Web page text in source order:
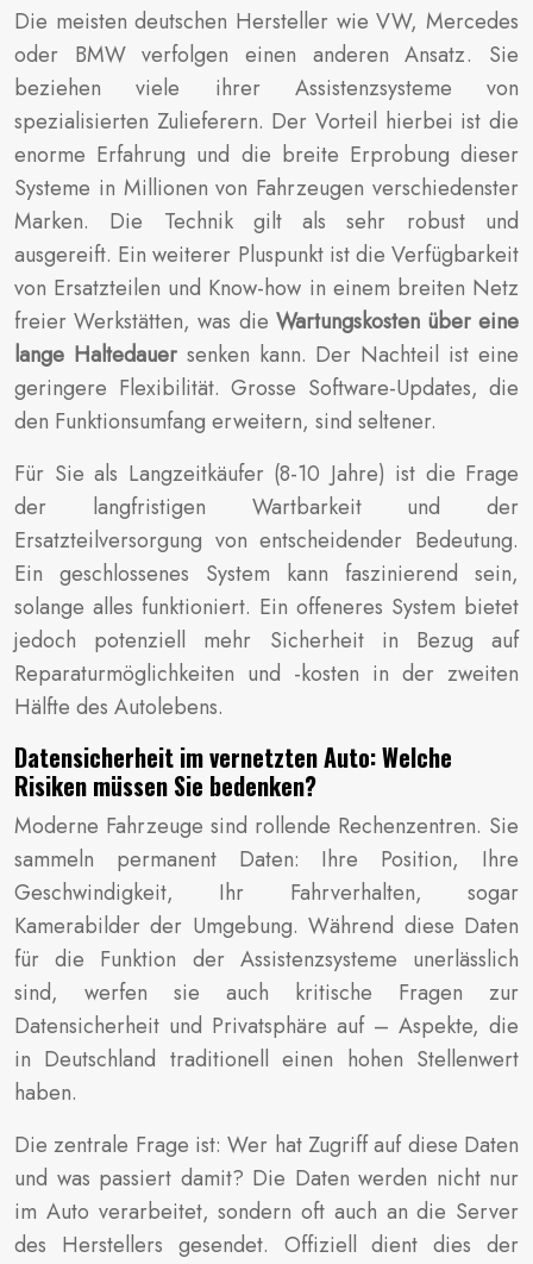
Die meisten deutschen Hersteller wie VW, Mercedes
oder BMW verfolgen einen anderen Ansatz. Sie
beziehen viele ihrer Assistenzsysteme von
spezialisierten Zulieferern. Der Vorteil hierbei ist die
enorme Erfahrung und die breite Erprobung dieser
Systeme in Millionen von Fahrzeugen verschiedenster
Marken. Die Technik gilt als sehr robust und
ausgereift. Ein weiterer Pluspunkt ist die Verfügbarkeit
von Ersatzteilen und Know-how in einem breiten Netz
freier Werkstätten, was die Wartungskosten über eine
lange Haltedauersenken kann. Der Nachteil ist eine
geringere Flexibilität. Grosse Software-Updates, die
den Funktionsumfang erweitern, sind seltener.
Für Sie als Langzeitkäufer (8-10 Jahre) ist die Frage
der langfristigen Wartbarkeit und der
Ersatzteilversorgung von entscheidender Bedeutung.
Ein geschlossenes System kann faszinierend sein,
solange alles funktioniert. Ein offeneres System bietet
jedoch potenziell mehr Sicherheit in Bezug auf
Reparaturmöglichkeiten und -kosten in der zweiten
Hälfte des Autolebens.
Datensicherheit im vernetzten Auto: Welche
Risiken müssen Sie bedenken?
Moderne Fahrzeuge sind rollende Rechenzentren. Sie
sammeln permanent Daten: Ihre Position, Ihre
Geschwindigkeit, Ihr Fahrverhalten, sogar
Kamerabilder der Umgebung. Während diese Daten
für die Funktion der Assistenzsysteme unerlässlich
sind, werfen sie auch kritische Fragen zur
Datensicherheit und Privatsphäre auf – Aspekte, die
in Deutschland traditionell einen hohen Stellenwert
haben.
Die zentrale Frage ist: Wer hat Zugriff auf diese Daten
und was passiert damit? Die Daten werden nicht nur
im Auto verarbeitet, sondern oft auch an die Server
des Herstellers gesendet. Offiziell dient dies der